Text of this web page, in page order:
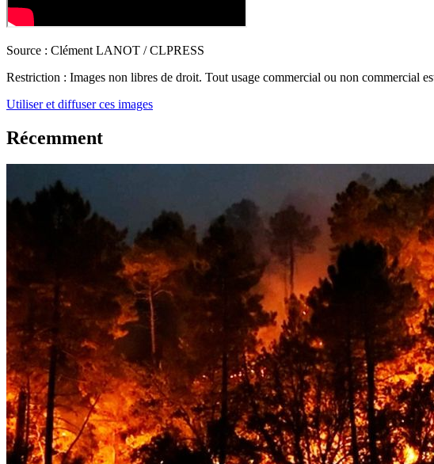
Source : Clément LANOT / CLPRESS
Restriction : Images non libres de droit. Tout usage commercial ou non commercial
Utiliser et diffuser ces images
Récemment